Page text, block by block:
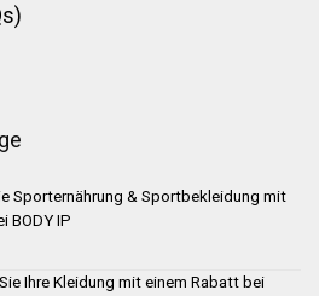
Sporternährung & Sportbekleidung mit
BODY IP
Ihre Kleidung mit einem Rabatt bei